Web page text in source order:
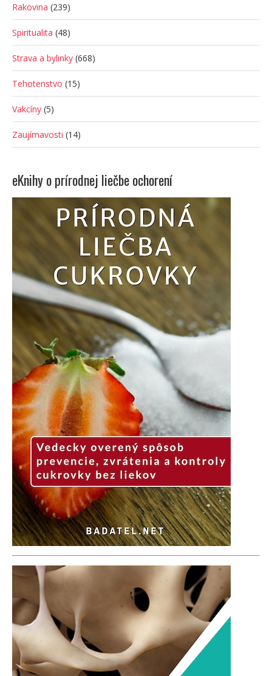
Rakovina (239)
Spiritualita (48)
Strava a bylinky (668)
Tehotenstvo (15)
Vakcíny (5)
Zaujímavosti (14)
eKnihy o prírodnej liečbe ochorení